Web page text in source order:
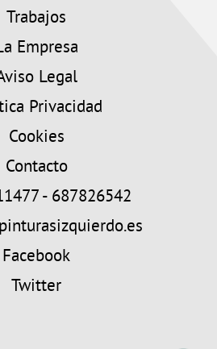
Trabajos
Empresa
Legal
Privacidad
Cookies
Contacto
- 687826542
Facebook
Twitter